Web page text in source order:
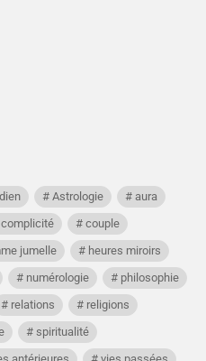
Astrologie
aura
complicité
couple
jumelle
heures miroirs
numérologie
philosophie
relations
religions
spiritualité